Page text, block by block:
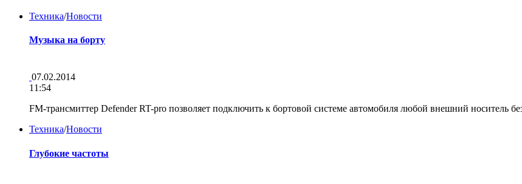
Техника/Новости
Музыка на борту
07.02.2014
11:54
FM-трансмиттер Defender RT-pro позволяет подключить к бортовой системе автомобиля любой внешний носитель
Техника/Новости
Глубокие частоты